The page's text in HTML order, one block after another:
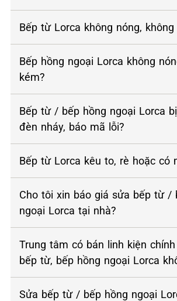
Bếp từ Lorca không nóng, không
Bếp hồng ngoại Lorca không
kém?
Bếp từ / bếp hồng ngoại Lorca
đèn nháy, báo mã lỗi?
Bếp từ Lorca kêu to, rè hoặc có
Cho tôi xin báo giá sửa bếp từ /
ngoại Lorca tại nhà?
Trung tâm có bán linh kiện
bếp từ, bếp hồng ngoại Lorca
Sửa bếp từ / bếp hồng ngoại